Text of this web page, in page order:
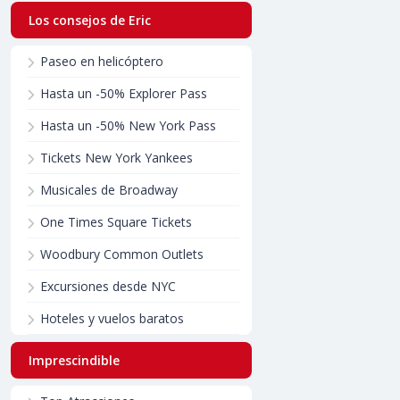
Los consejos de Eric
Paseo en helicóptero
Hasta un -50% Explorer Pass
Hasta un -50% New York Pass
Tickets New York Yankees
Musicales de Broadway
One Times Square Tickets
Woodbury Common Outlets
Excursiones desde NYC
Hoteles y vuelos baratos
Imprescindible